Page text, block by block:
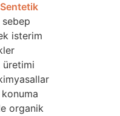
Sentetik
isterim
üretimi
organik